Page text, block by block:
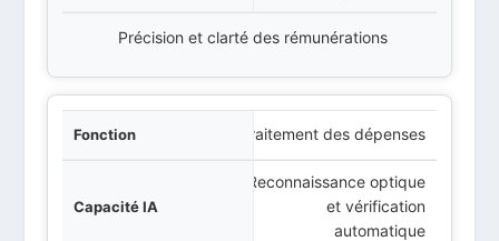
Précision et clarté des rémunérations
Traitement des dépenses
Reconnaissance optique
et vérification
automatique